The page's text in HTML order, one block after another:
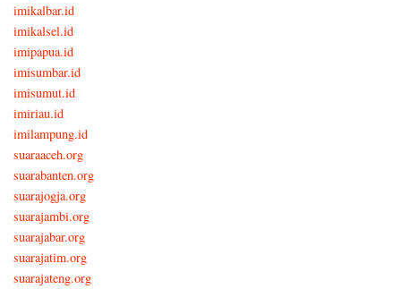
imikalbar.id
imikalsel.id
imipapua.id
imisumbar.id
imisumut.id
imiriau.id
imilampung.id
suaraaceh.org
suarabanten.org
suarajogja.org
suarajambi.org
suarajabar.org
suarajatim.org
suarajateng.org